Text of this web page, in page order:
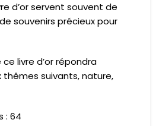
d’or servent souvent de
souvenirs précieux pour
livre d’or répondra
suivants, nature,
: 64